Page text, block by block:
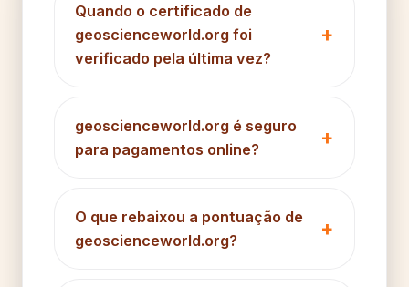
Quando o certificado de
geoscienceworld.org foi
verificado pela última vez?
geoscienceworld.org é seguro
para pagamentos online?
O que rebaixou a pontuação de
geoscienceworld.org?